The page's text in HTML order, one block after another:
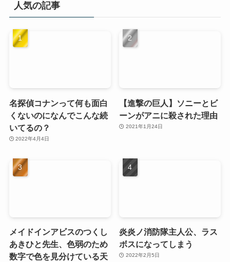
人気の記事
名探偵コナンって何も面白
くないのになんでこんな続
いてるの？
2022年4月4日
【進撃の巨人】ソニーとビ
ーンがアニに殺された理由
2021年1月24日
メイドインアビスのつくし
あきひと先生、色弱のため
数字で色を見分けている天
炎炎ノ消防隊主人公、ラス
ボスになってしまう
2022年2月5日